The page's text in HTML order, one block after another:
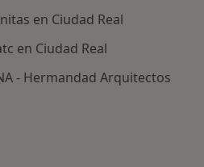
en Ciudad Real
en Ciudad Real
- Hermandad Arquitectos